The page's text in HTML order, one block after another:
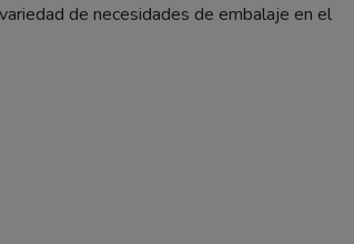
de necesidades de embalaje en el